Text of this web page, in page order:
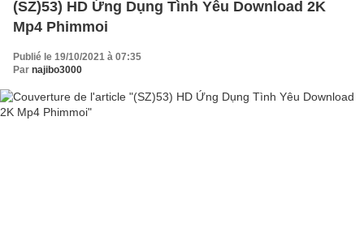
(SZ)53) HD Ứng Dụng Tình Yêu Download 2K
Mp4 Phimmoi
Publié le 19/10/2021 à 07:35
Par najibo3000